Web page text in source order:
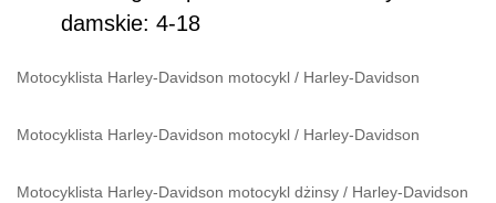
damskie: 4-18
Motocyklista Harley-Davidson motocykl / Harley-Davidson
Motocyklista Harley-Davidson motocykl / Harley-Davidson
Motocyklista Harley-Davidson motocykl dżinsy / Harley-Davidson